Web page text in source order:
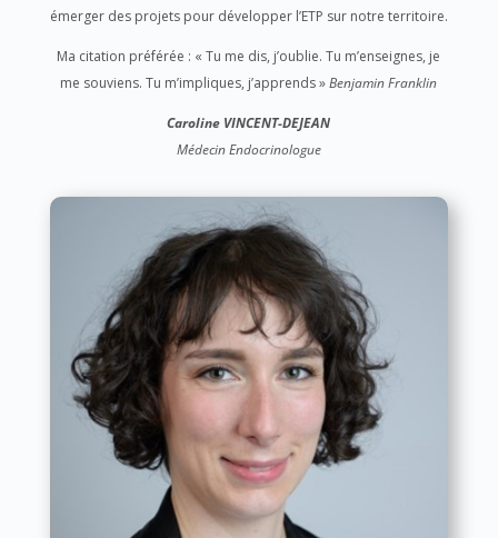
émerger des projets pour développer l’ETP sur notre territoire.
Ma citation préférée : « Tu me dis, j’oublie. Tu m’enseignes, je
me souviens. Tu m’impliques, j’apprends »Benjamin Franklin
Caroline VINCENT-DEJEAN
Médecin Endocrinologue